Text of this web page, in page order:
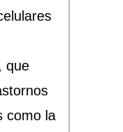
que
como la